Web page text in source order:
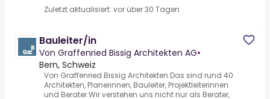
Zuletzt aktualisiert: vor über 30 Tagen
Bauleiter/in
Von Graffenried Bissig Architekten AG•
Bern, Schweiz
Von Graffenried Bissig Architekten.Das sind rund 40
Architekten, Planerinnen, Bauleiter, Projektleiterinnen
und Berater.Wir verstehen uns nicht nur als Berater,